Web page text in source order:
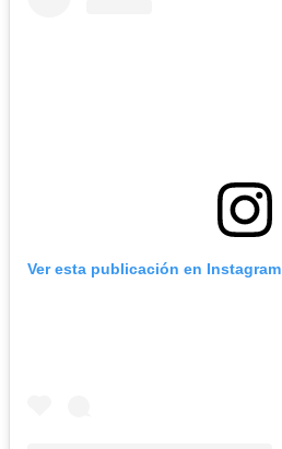
Ver esta publicación en Instagram